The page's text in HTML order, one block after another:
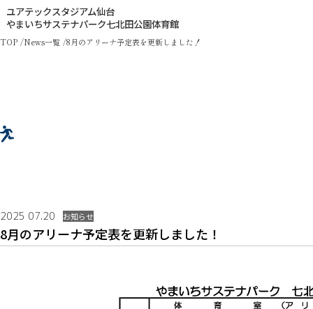
ユアテックスタジアム仙台
やまいちサステナパーク七北田公園体育館
TOP News一覧 8月のアリーナ予定表を更新しました！
2025 07.20 お知らせ
8月のアリーナ予定表を更新しました！